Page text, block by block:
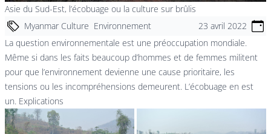
Asie du Sud-Est, l’écobuage ou la culture sur brûlis
Myanmar Culture Environnement
23 avril 2022
La question environnementale est une préoccupation mondiale.
Même si dans les faits beaucoup d’hommes et de femmes militent
pour que l’environnement devienne une cause prioritaire, les
tensions ou les incompréhensions demeurent. L’écobuage en est
un. Explications